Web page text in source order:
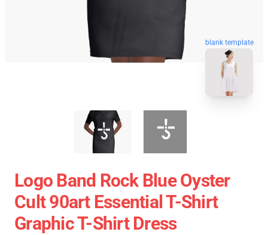
blank template
Logo Band Rock Blue Oyster
Cult 90art Essential T-Shirt
Graphic T-Shirt Dress